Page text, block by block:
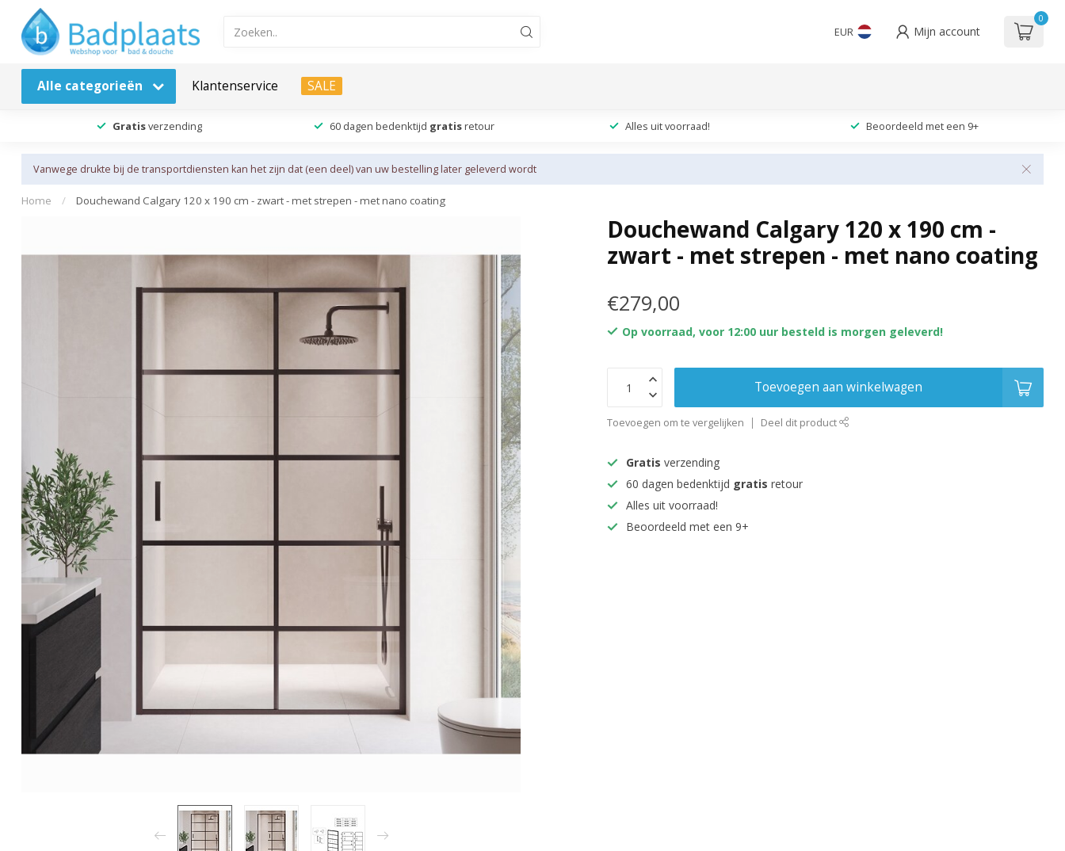
EUR Mijn account
0
Alle categorieën Klantenservice SALE
Gratisverzending 60 dagen bedenktijd gratis retour Alles uit voorraad! Beoordeeld met een 9+
Vanwege drukte bij de transportdiensten kan het zijn dat (een deel) van uw bestelling later geleverd wordt
Home / Douchewand Calgary 120 x 190 cm - zwart - met strepen - met nano coating
Douchewand Calgary 120 x 190 cm -
zwart - met strepen - met nano coating
€279,00
Op voorraad, voor 12:00 uur besteld is morgen geleverd!
Toevoegen aan winkelwagen
Toevoegen om te vergelijken Deel dit product
Gratis verzending
60 dagen bedenktijd gratis retour
Alles uit voorraad!
Beoordeeld met een 9+